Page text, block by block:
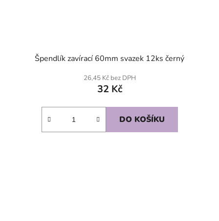
Špendlík zavírací 60mm svazek 12ks černý
26,45 Kč bez DPH
32 Kč
DO KOŠÍKU